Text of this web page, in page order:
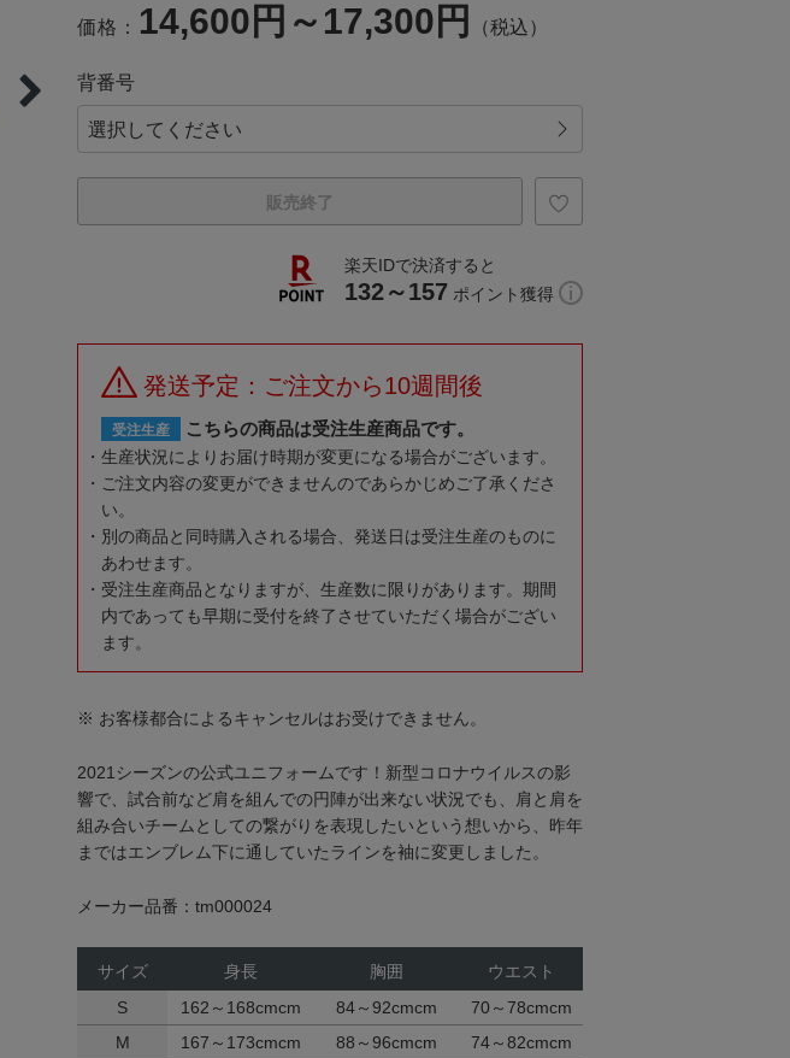
価格： 14,600円～17,300円 （税込）
背番号
販売終了
楽天IDで決済すると
132～157 ポイント獲得
発送予定：ご注文から10週間後
受注生産 こちらの商品は受注生産商品です。
生産状況によりお届け時期が変更になる場合がございます。
ご注文内容の変更ができませんのであらかじめご了承くださ
い。
別の商品と同時購入される場合、発送日は受注生産のものに
あわせます。
受注生産商品となりますが、生産数に限りがあります。期間
内であっても早期に受付を終了させていただく場合がござい
ます。
※ お客様都合によるキャンセルはお受けできません。
2021シーズンの公式ユニフォームです！新型コロナウイルスの影
響で、試合前など肩を組んでの円陣が出来ない状況でも、肩と肩を
組み合いチームとしての繋がりを表現したいという想いから、昨年
まではエンブレム下に通していたラインを袖に変更しました。
メーカー品番：tm000024
サイズ 身長 胸囲
ウエスト
S
162～168cmcm 84～92cmcm
70～78cmcm
M
167～173cmcm 88～96cmcm
74～82cmcm